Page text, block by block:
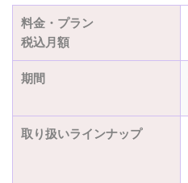
料金・プラン
税込月額
期間
取り扱いラインナップ